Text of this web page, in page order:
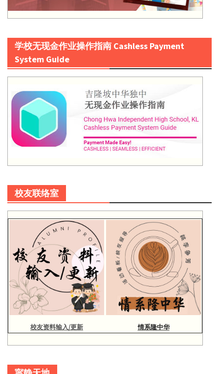
学校无现金作业操作指南 Cashless Payment
System Guide
校友联络室
校友资料输入/更新 情系隆中华